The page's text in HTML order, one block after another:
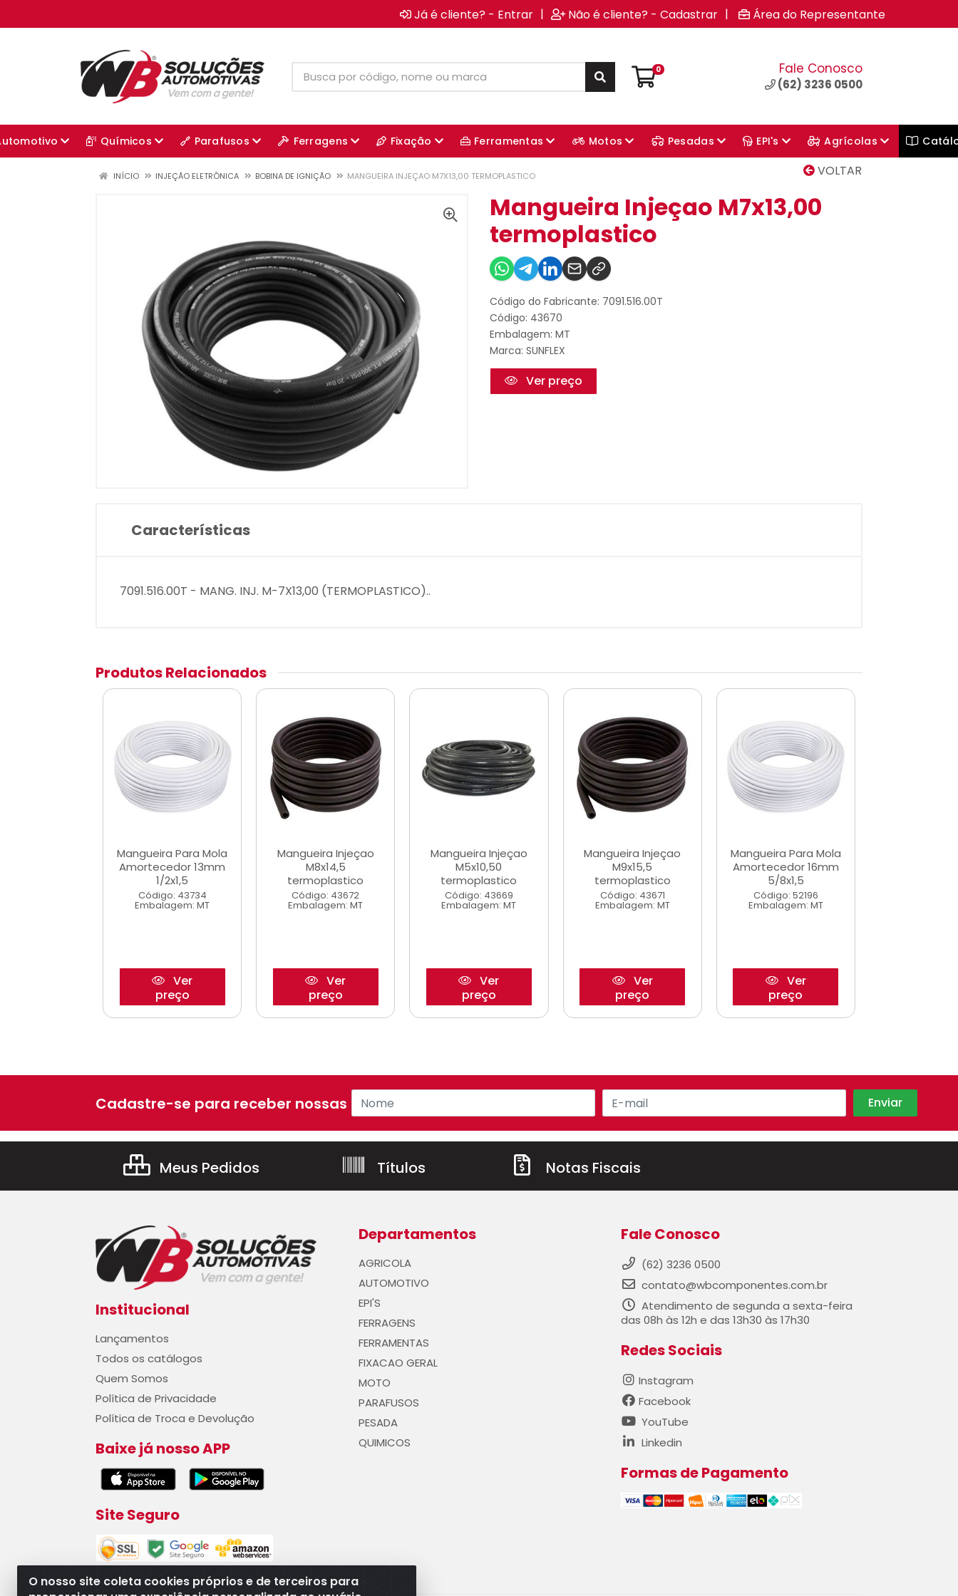
Já é cliente? - Entrar | Não é cliente? - Cadastrar | Área do Representante
0 Fale Conosco
(62) 3236 0500
Químicos Parafusos Ferragens Fixação Ferramentas Motos Pesadas EPI's Agrícolas
VOLTAR
INÍCIO INJEÇÃO ELETRÔNICA BOBINA DE IGNIÇÃO MANGUEIRA INJEÇAO M7X13,00 TERMOPLASTICO
Mangueira Injeçao M7x13,00
termoplastico
Código do Fabricante: 7091.516.00T
Código: 43670
Embalagem: MT
Marca: SUNFLEX
Ver preço
Características
7091.516.00T - MANG. INJ. M-7X13,00 (TERMOPLASTICO)..
Produtos Relacionados
Mangueira Para Mola
Amortecedor 13mm
1/2x1,5
Código: 43734
Embalagem: MT
Ver
preço
Mangueira Injeçao
M8x14,5
termoplastico
Código: 43672
Embalagem: MT
Ver
preço
Mangueira Injeçao
M5x10,50
termoplastico
Código: 43669
Embalagem: MT
Ver
preço
Mangueira Injeçao
M9x15,5
termoplastico
Código: 43671
Embalagem: MT
Ver
preço
Mangueira Para Mola
Amortecedor 16mm
5/8x1,5
Código: 52196
Embalagem: MT
Ver
preço
O nosso site coleta cookies próprios e de terceiros para
Cadastre-se para receber nossas ofertas!
Meus Pedidos Títulos Notas Fiscais
Institucional
Lançamentos
Todos os catálogos
Quem Somos
Política de Privacidade
Política de Troca e Devolução
Baixe já nosso APP
Site Seguro
Departamentos
AGRICOLA
AUTOMOTIVO
EPI'S
FERRAGENS
FERRAMENTAS
FIXACAO GERAL
MOTO
PARAFUSOS
PESADA
QUIMICOS
Fale Conosco
(62) 3236 0500
contato@wbcomponentes.com.br
Atendimento de segunda a sexta-feira
das 08h às 12h e das 13h30 às 17h30
Redes Sociais
Instagram
Facebook
YouTube
Linkedin
Formas de Pagamento